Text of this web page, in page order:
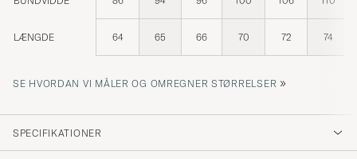
LÆNGDE 64 65 66 70 72 74
SE HVORDAN VI MÅLER OG OMREGNER STØRRELSER »
SPECIFIKATIONER